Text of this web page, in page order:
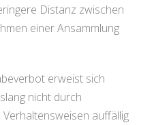
Distanz zwischen
einer Ansammlung
erweist sich
nicht durch
auffällig